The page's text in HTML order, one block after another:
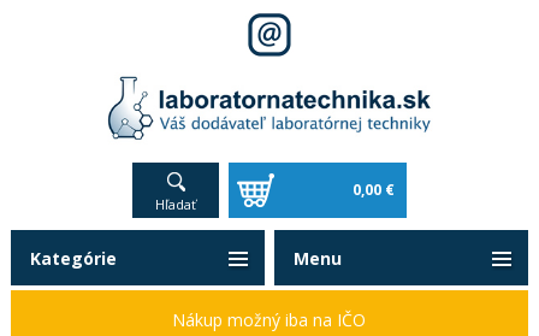
Hľadať
0,00 €
Kategórie
Nákup možný iba na IČO
Menu